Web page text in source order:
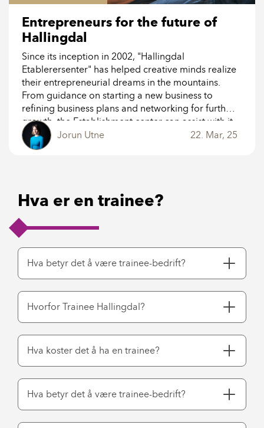
Entrepreneurs for the future of
Hallingdal
Since its inception in 2002, "Hallingdal
Etablerersenter" has helped creative minds realize
their entrepreneurial dreams in the mountains.
From guidance on starting a new business to
refining business plans and networking for further
growth, the Establishment center can assist with it
all.
Jorun Utne 22. Mar, 25
Hva er en trainee?
Hva betyr det å være trainee-bedrift?
Trainee
er
en
nyutdannet
ung
person
med
høyere
utdanning
Hvorfor Trainee Hallingdal?
Trainee
Hallingdal
ønsker
å
bidra
til
å
Hva koster det å ha en trainee?
Som
arbeidstaker
betaler
du
lønn
Hva betyr det å være trainee-bedrift?
Som
Trainee-